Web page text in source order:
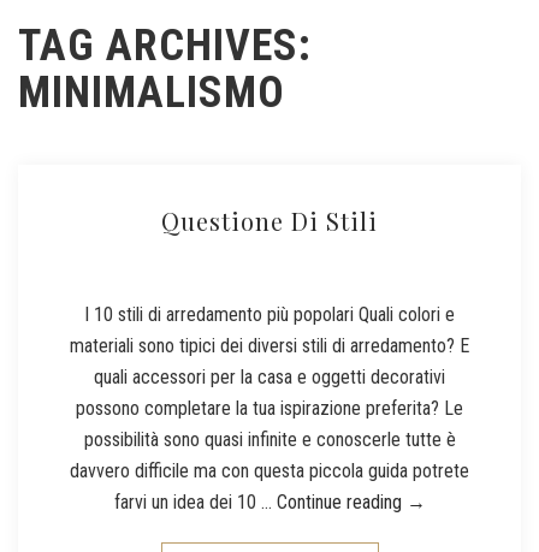
TAG ARCHIVES:
MINIMALISMO
Questione Di Stili
I 10 stili di arredamento più popolari Quali colori e
materiali sono tipici dei diversi stili di arredamento? E
quali accessori per la casa e oggetti decorativi
possono completare la tua ispirazione preferita? Le
possibilità sono quasi infinite e conoscerle tutte è
davvero difficile ma con questa piccola guida potrete
farvi un idea dei 10 … Continue reading Questione di stili
→